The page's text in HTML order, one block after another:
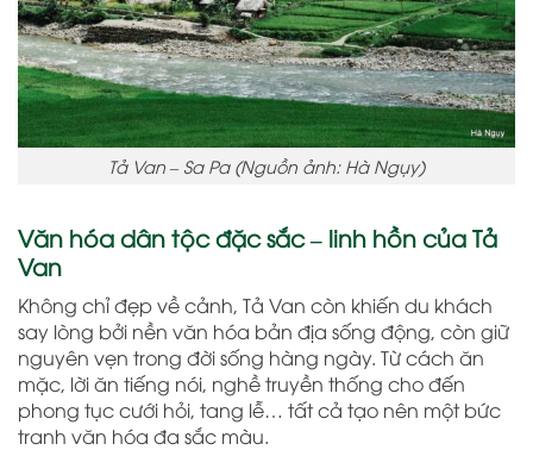
Tả Van – Sa Pa (Nguồn ảnh: Hà Ngụy)
Văn hóa dân tộc đặc sắc – linh hồn của Tả
Van
Không chỉ đẹp về cảnh, Tả Van còn khiến du khách
say lòng bởi nền văn hóa bản địa sống động, còn giữ
nguyên vẹn trong đời sống hàng ngày. Từ cách ăn
mặc, lời ăn tiếng nói, nghề truyền thống cho đến
phong tục cưới hỏi, tang lễ… tất cả tạo nên một bức
tranh văn hóa đa sắc màu.